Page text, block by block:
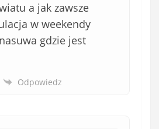
a jak zawsze
w weekendy
gdzie jest
Odpowiedz